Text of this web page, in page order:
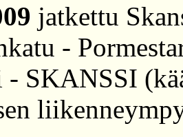
jatkettu
-
- SKANSSI